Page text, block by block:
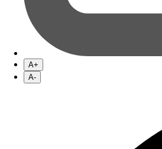
A+
A-